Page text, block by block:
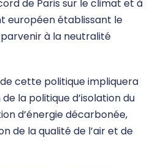
de Paris sur le climat et à
européen établissant le
à la neutralité
cette politique impliquera
la politique d’isolation du
d’énergie décarbonée,
de la qualité de l’air et de